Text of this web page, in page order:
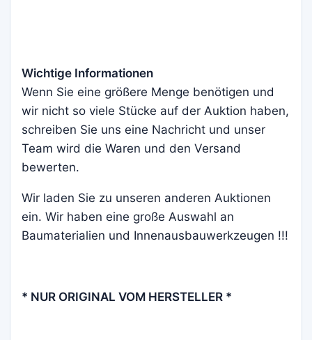
Wichtige Informationen
Wenn Sie eine größere Menge benötigen und
wir nicht so viele Stücke auf der Auktion haben,
schreiben Sie uns eine Nachricht und unser
Team wird die Waren und den Versand
bewerten.
Wir laden Sie zu unseren anderen Auktionen
ein. Wir haben eine große Auswahl an
Baumaterialien und Innenausbauwerkzeugen !!!
* NUR ORIGINAL VOM HERSTELLER *